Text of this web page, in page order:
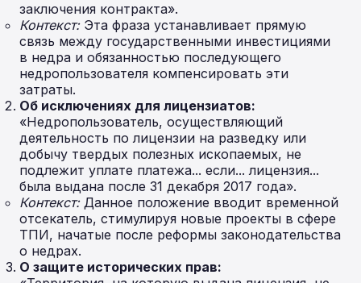
заключения контракта».
Контекст:Эта фраза устанавливает прямую
связь между государственными инвестициями
в недра и обязанностью последующего
недропользователя компенсировать эти
затраты.
Об исключениях для лицензиатов:
«Недропользователь, осуществляющий
деятельность по лицензии на разведку или
добычу твердых полезных ископаемых, не
подлежит уплате платежа... если... лицензия...
была выдана после 31 декабря 2017 года».
Контекст:Данное положение вводит временной
отсекатель, стимулируя новые проекты в сфере
ТПИ, начатые после реформы законодательства
о недрах.
О защите исторических прав: